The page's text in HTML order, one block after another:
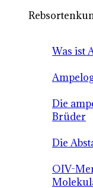
Was ist
Die
Brüder
Die
OIV-